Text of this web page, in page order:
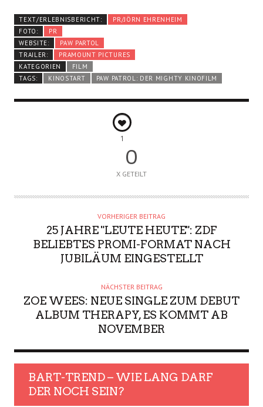
TEXT/ERLEBNISBERICHT:
PR/JÖRN EHRENHEIM
FOTO:
PR
WEBSITE:
PAW PARTOL
TRAILER:
PRAMOUNT PICTURES
KATEGORIEN
FILM
TAGS:
KINOSTART PAW PATROL: DER MIGHTY KINOFILM
1
0
X GETEILT
VORHERIGER BEITRAG
25 JAHRE "LEUTE HEUTE": ZDF
BELIEBTES PROMI-FORMAT NACH
JUBILÄUM EINGESTELLT
NÄCHSTER BEITRAG
ZOE WEES: NEUE SINGLE ZUM DEBUT
ALBUM THERAPY, ES KOMMT AB
NOVEMBER
BART-TREND – WIE LANG DARF
DER NOCH SEIN?